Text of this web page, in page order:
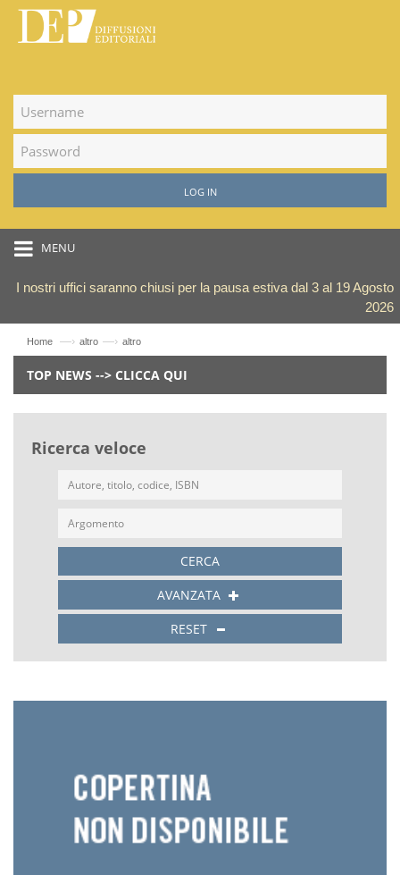
LOG IN
MENU
I nostri uffici saranno chiusi per la pausa estiva dal 3 al 19 Agosto
2026
Home —› altro —› altro
TOP NEWS --> CLICCA QUI
Ricerca veloce
CERCA
AVANZATA
RESET